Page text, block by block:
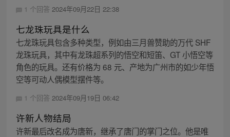
1 个回答 2024年09月22日 22:38
七龙珠玩具是什么
七龙珠玩具包含多种类型，例如由三月兽赞助的万代 SHF
龙珠玩具，其中有龙珠超系列的悟空和短笛、GT 小悟空等
角色的玩具。还有价格为 68 元、产地为广州市的如少年悟
空等可动人偶模型摆件等。
1 个回答 2024年09月19日 06:42
许新人物结局
许新最后改名成为唐新，继承了唐门的掌门之位。他是唯